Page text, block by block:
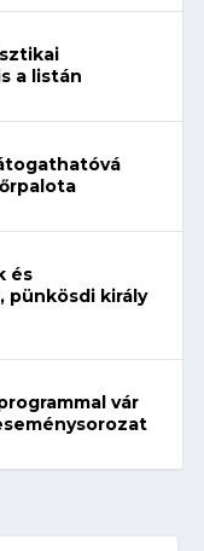
a listán
és
pünkösdi király
vár